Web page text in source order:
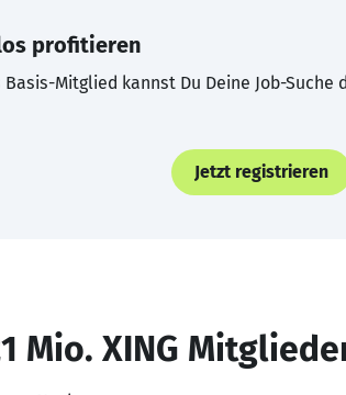
profitieren
Basis-Mitglied kannst Du Deine Job-
Jetzt registrieren
Mio. XING